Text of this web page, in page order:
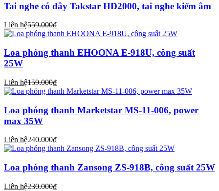
Tai nghe có dây Takstar HD2000, tai nghe kiểm âm
Liên hệ559.000₫
Loa phóng thanh EHOONA E-918U, công suất
25W
Liên hệ159.000₫
Loa phóng thanh Marketstar MS-11-006, power
max 35W
Liên hệ240.000₫
Loa phóng thanh Zansong ZS-918B, công suất 25W
Liên hệ230.000₫